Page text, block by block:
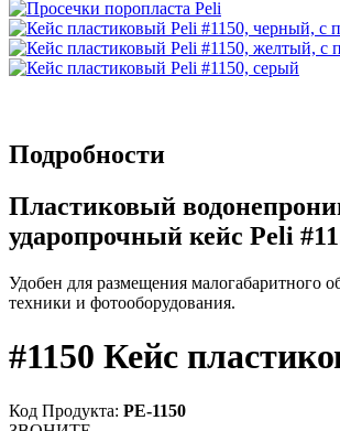
Подробности
Пластиковый
ударопрочный кейс Peli
Удобен для размещения малогабаритного
техники и фотооборудования.
#1150 Кейс
Код Продукта: PE-1150